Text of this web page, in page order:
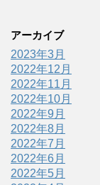
アーカイブ
2023年3月
2022年12月
2022年11月
2022年10月
2022年9月
2022年8月
2022年7月
2022年6月
2022年5月